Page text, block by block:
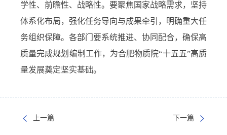
学性、前瞻性、战略性。要聚焦国家战略需求，坚持
体系化布局，强化任务导向与成果牵引，明确重大任
务组织保障。各部门要系统推进、协同配合，确保高
质量完成规划编制工作，为合肥物质院“十五五”高质
量发展奠定坚实基础。
上一篇 下一篇